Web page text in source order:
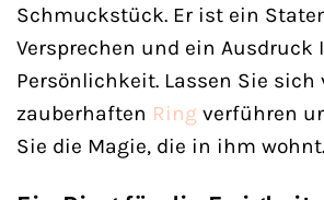
Schmuckstück. Er ist ein
Versprechen und ein Ausdruck
Persönlichkeit. Lassen Sie sich
zauberhaften Ring verführen
Sie die Magie, die in ihm wohnt.